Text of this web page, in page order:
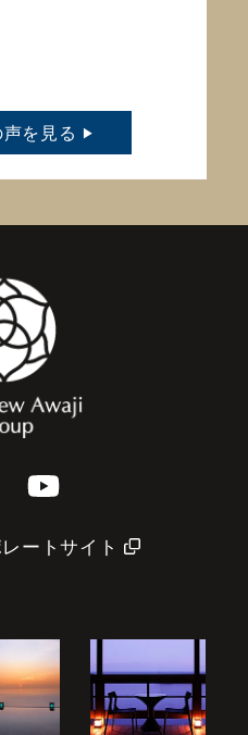
を見る ▶
レートサイト